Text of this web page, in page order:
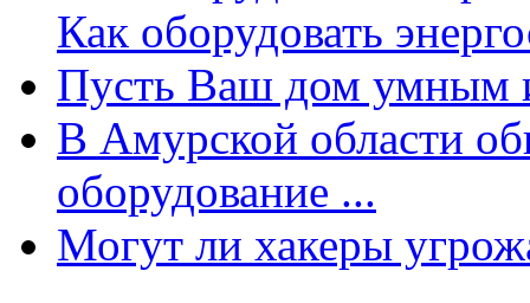
Как оборудовать
Пусть Ваш дом умным
В Амурской области
оборудование ...
Могут ли хакеры